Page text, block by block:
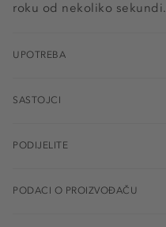
roku od nekoliko sekundi.
UPOTREBA
SASTOJCI
PODIJELITE
PODACI O PROIZVOĐAČU